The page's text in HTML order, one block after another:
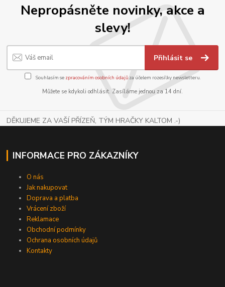
Nepropásněte novinky, akce a
slevy!
Přihlásit se
Souhlasím se zpracováním osobních údajůza účelem rozesílky newsletteru.
Můžete se kdykoli odhlásit. Zasíláme jednou za 14 dní.
DĚKUJEME ZA VAŠÍ PŘÍZEŇ, TÝM HRAČKY KALTOM .-)
INFORMACE PRO ZÁKAZNÍKY
O nás
Jak nakupovat
Doprava a platba
Vrácení zboží
Reklamace
Obchodní podmínky
Ochrana osobních údajů
Kontakty